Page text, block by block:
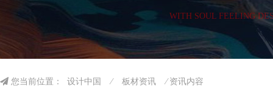
WITH SOUL FEELING
您当前位置： 设计中国 ⁄ 板材资讯 ⁄ 资讯内容